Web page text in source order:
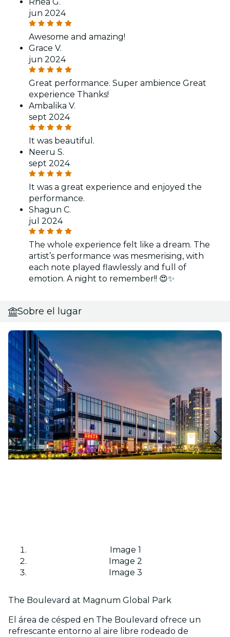
Rhea G.
jun 2024
Awesome and amazing!
Grace V.
jun 2024
Great performance. Super ambience Great
experience Thanks!
Ambalika V.
sept 2024
It was beautiful.
Neeru S.
sept 2024
It was a great experience and enjoyed the
performance.
Shagun C.
jul 2024
The whole experience felt like a dream. The
artist’s performance was mesmerising, with
each note played flawlessly and full of
emotion. A night to remember!! 😍✨
Sobre el lugar
Image 1
Image 2
Image 3
The Boulevard at Magnum Global Park
El área de césped en The Boulevard ofrece un
refrescante entorno al aire libre rodeado de